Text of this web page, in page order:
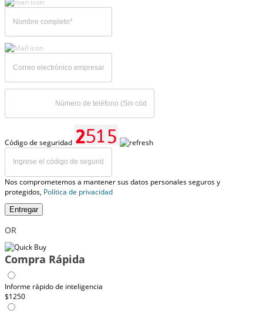
Código de seguridad
Nos comprometemos a mantener sus datos personales seguros y
protegidos, Política de privacidad
Entregar
OR
Compra Rápida
Informe rápido de inteligencia
$1250